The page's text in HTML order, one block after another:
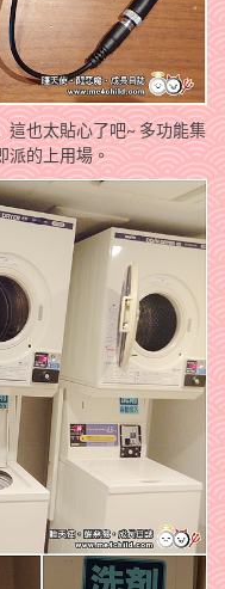
這也太貼心了吧~ 多功能集
派的上用場。